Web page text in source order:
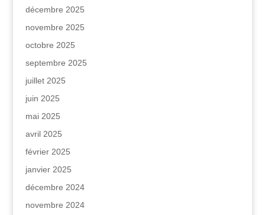
décembre 2025
novembre 2025
octobre 2025
septembre 2025
juillet 2025
juin 2025
mai 2025
avril 2025
février 2025
janvier 2025
décembre 2024
novembre 2024